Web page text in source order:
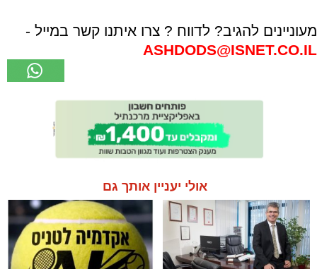
מעוניינים להגיב? לדווח ? צרו איתנו קשר במייל -
ASHDODS@ISNET.CO.IL
אולי יעניין אותך גם